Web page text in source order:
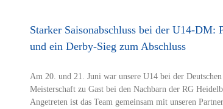
Starker Saisonabschluss bei der U14-DM:
und ein Derby-Sieg zum Abschluss
Am 20. und 21. Juni war unsere U14 bei der Deutschen
Meisterschaft zu Gast bei den Nachbarn der RG
Angetreten ist das Team gemeinsam mit unseren